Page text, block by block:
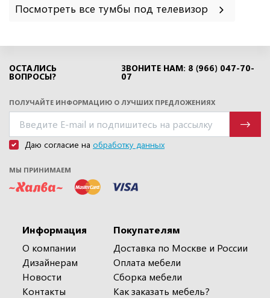
Посмотреть все тумбы под телевизор
ОСТАЛИСЬ
ВОПРОСЫ?
ЗВОНИТЕ НАМ: 8 (966) 047-70-
07
ПОЛУЧАЙТЕ ИНФОРМАЦИЮ О ЛУЧШИХ ПРЕДЛОЖЕНИЯХ
Даю согласие на обработку данных
МЫ ПРИНИМАЕМ
Информация
О компании
Дизайнерам
Новости
Контакты
Покупателям
Доставка по Москве и России
Оплата мебели
Сборка мебели
Как заказать мебель?